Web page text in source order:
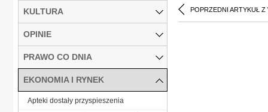
POPRZEDNI ARTYKUŁ Z
KULTURA
OPINIE
PRAWO CO DNIA
EKONOMIA I RYNEK
Apteki dostały przyspieszenia